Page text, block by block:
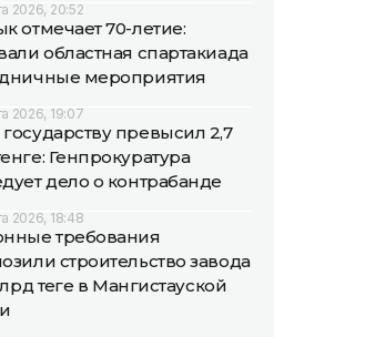
2026, 20:52
отмечает 70-летие:
областная спартакиада
мероприятия
2026, 19:07
превысил 2,7
Генпрокуратура
дело о контрабанде
2026, 18:48
требования
строительство завода
теңге в Мангистауской